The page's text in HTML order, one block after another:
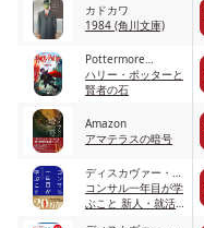
カドカワ
1984 (角川文庫)
Pottermore
Publishing
ハリー・ポッターと
賢者の石
Amazon
アマテラスの暗号
ディスカヴァー・ト
ゥエンティワン
コンサル一年目が学
ぶこと 新人・就活